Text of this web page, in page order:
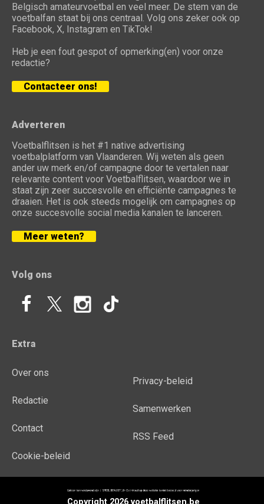
Belgisch amateurvoetbal en veel meer. De stem van de
voetbalfan staat bij ons centraal. Volg ons zeker ook op
Facebook, X, Instagram en TikTok!
Heb je een fout gespot of opmerking(en) voor onze
redactie?
Contacteer ons!
Adverteren
Voetbalflitsen is het #1 native advertising
voetbalplatform van Vlaanderen. Wij weten als geen
ander uw merk en/of campagne door te vertalen naar
relevante content voor Voetbalflitsen, waardoor we in
staat zijn zeer succesvolle en efficiënte campagnes te
draaien. Het is ook steeds mogelijk om campagnes op
onze succesvolle social media kanalen te lanceren.
Meer weten?
Volg ons
Extra
Over ons
Redactie
Contact
Cookie-beleid
Privacy-beleid
Samenwerken
RSS Feed
Copyright 2026 voetbalflitsen.be